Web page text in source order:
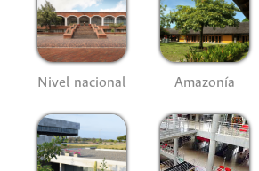
Nivel nacional Amazonía